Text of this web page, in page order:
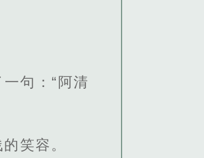
句：“阿清
笑容。